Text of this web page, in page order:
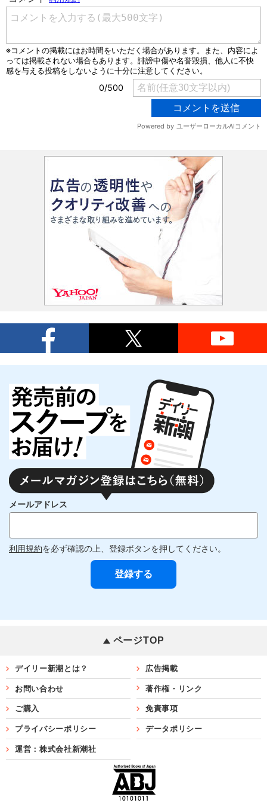
メールアドレス
利用規約を必ず確認の上、登録ボタンを押してください。
ページTOP
デイリー新潮とは？ 広告掲載
お問い合わせ 著作権・リンク
ご購入 免責事項
プライバシーポリシー データポリシー
運営：株式会社新潮社